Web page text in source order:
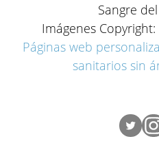
Sangre
Imágenes
Páginas web
sanitarios sin